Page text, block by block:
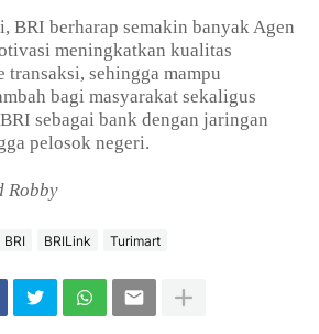
BRI berharap semakin banyak Agen
meningkatkan kualitas
transaksi, sehingga mampu
bagi masyarakat sekaligus
sebagai bank dengan jaringan
pelosok negeri.
Robby
BRI BRILink Turimart